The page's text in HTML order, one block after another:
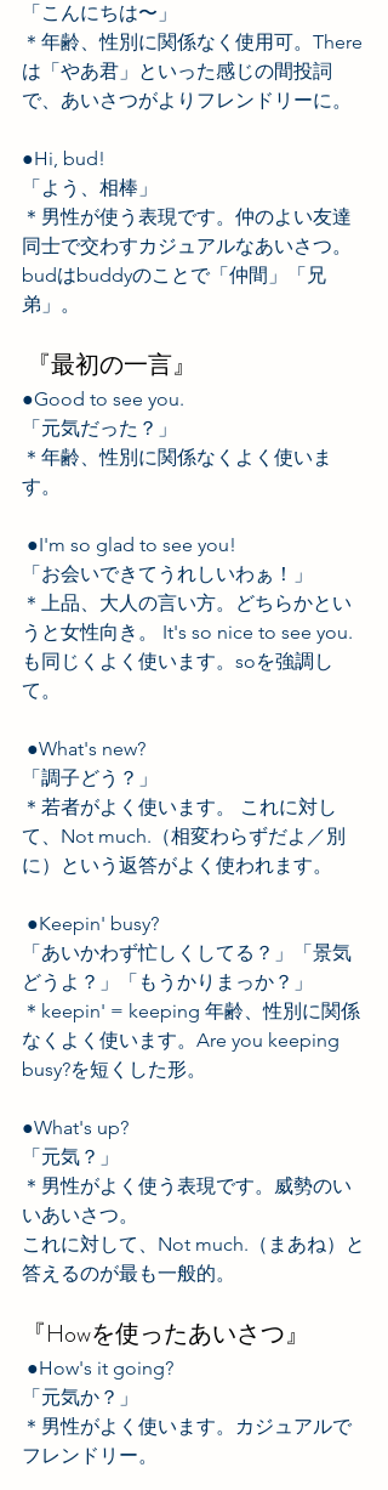
「こんにちは〜」
＊年齢、性別に関係なく使用可。There
は「やあ君」といった感じの間投詞
で、あいさつがよりフレンドリーに。
●Hi, bud!
「よう、相棒」
＊男性が使う表現です。仲のよい友達
同士で交わすカジュアルなあいさつ。
budはbuddyのことで「仲間」「兄
弟」。
『最初の一言』
●Good to see you.
「元気だった？」
＊年齢、性別に関係なくよく使いま
す。
●I'm so glad to see you!
「お会いできてうれしいわぁ！」
＊上品、大人の言い方。どちらかとい
うと女性向き。 It's so nice to see you.
も同じくよく使います。soを強調し
て。
●What's new?
「調子どう？」
＊若者がよく使います。 これに対し
て、Not much.（相変わらずだよ／別
に）という返答がよく使われます。
●Keepin' busy?
「あいかわず忙しくしてる？」「景気
どうよ？」「もうかりまっか？」
＊keepin' = keeping 年齢、性別に関係
なくよく使います。Are you keeping
busy?を短くした形。
●What's up?
「元気？」
＊男性がよく使う表現です。威勢のい
いあいさつ。
これに対して、Not much.（まあね）と
答えるのが最も一般的。
『Howを使ったあいさつ』
●How's it going?
「元気か？」
＊男性がよく使います。カジュアルで
フレンドリー。